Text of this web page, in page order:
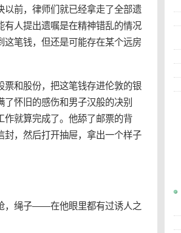
前，律师们就已经拿走了全部遗
有人提出遗嘱是在精神错乱的情况
笔钱，但还是可能存在某个远房
和股份，把这笔钱存进伦敦的银
怀旧的感伤和男子汉般的决别
作就算完成了。他舔了邮票的背
封，然后打开抽屉，拿出一个样子
，绳子——在他眼里都有过诱人之